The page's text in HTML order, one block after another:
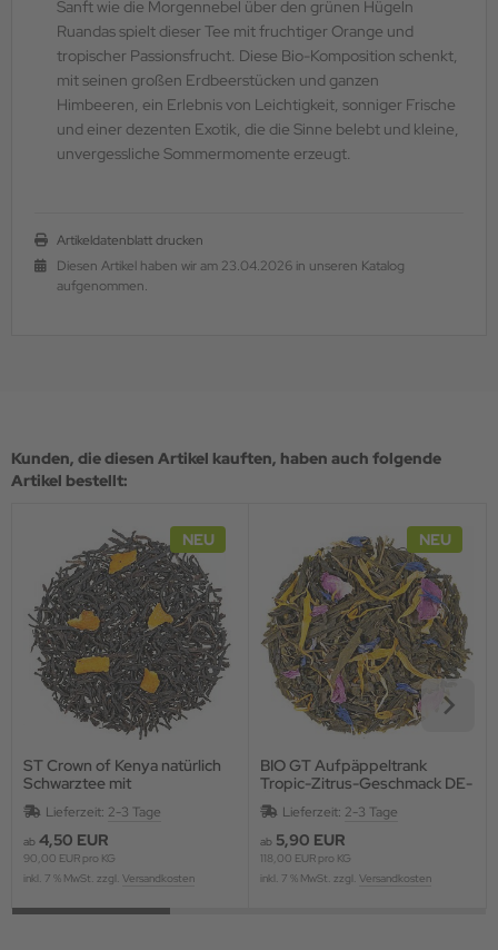
Sanft wie die Morgennebel über den grünen Hügeln
Ruandas spielt dieser Tee mit fruchtiger Orange und
tropischer Passionsfrucht. Diese Bio-Komposition schenkt,
mit seinen großen Erdbeerstücken und ganzen
Himbeeren, ein Erlebnis von Leichtigkeit, sonniger Frische
und einer dezenten Exotik, die die Sinne belebt und kleine,
unvergessliche Sommermomente erzeugt.
Artikeldatenblatt drucken
Diesen Artikel haben wir am 23.04.2026 in unseren Katalog
aufgenommen.
Kunden, die diesen Artikel kauften, haben auch folgende
Artikel bestellt:
NEU
ST Crown of Kenya natürlich
Schwarztee mit
Grapefruitstücken,
aromatisiert
Lieferzeit: 2-3 Tage
ab 4,50 EUR
90,00 EUR pro KG
inkl. 7 % MwSt. zzgl. Versandkosten
NEU
BIO GT Aufpäppeltrank
Tropic-Zitrus-Geschmack DE-
ÖKO-006
Lieferzeit: 2-3 Tage
ab 5,90 EUR
118,00 EUR pro KG
inkl. 7 % MwSt. zzgl. Versandkosten